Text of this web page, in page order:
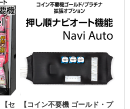
セ
【コイン不要機 ゴールド・プ